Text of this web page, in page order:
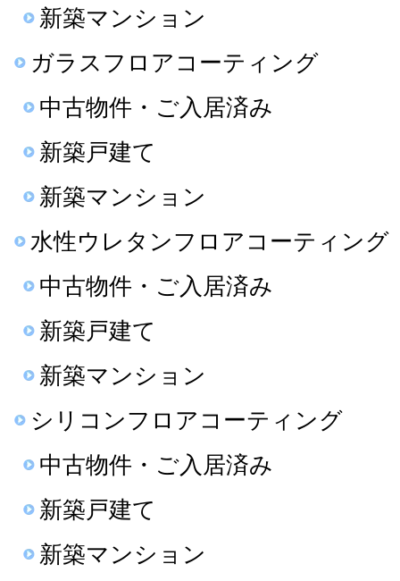
新築マンション
ガラスフロアコーティング
中古物件・ご入居済み
新築戸建て
新築マンション
水性ウレタンフロアコーティング
中古物件・ご入居済み
新築戸建て
新築マンション
シリコンフロアコーティング
中古物件・ご入居済み
新築戸建て
新築マンション